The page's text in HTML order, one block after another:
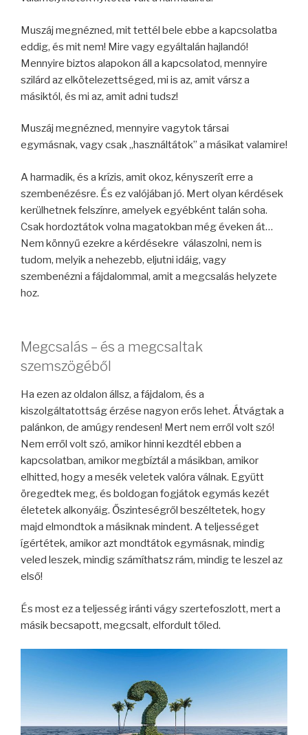
Muszáj megnézned, mit tettél bele ebbe a kapcsolatba
eddig, és mit nem! Mire vagy egyáltalán hajlandó!
Mennyire biztos alapokon áll a kapcsolatod, mennyire
szilárd az elkötelezettséged, mi is az, amit vársz a
másiktól, és mi az, amit adni tudsz!
Muszáj megnézned, mennyire vagytok társai
egymásnak, vagy csak „használtátok” a másikat valamire!
A harmadik, és a krízis, amit okoz, kényszerít erre a
szembenézésre. És ez valójában jó. Mert olyan kérdések
kerülhetnek felszínre, amelyek egyébként talán soha.
Csak hordoztátok volna magatokban még éveken át…
Nem könnyű ezekre a kérdésekre válaszolni, nem is
tudom, melyik a nehezebb, eljutni idáig, vagy
szembenézni a fájdalommal, amit a megcsalás helyzete
hoz.
Megcsalás – és a megcsaltak
szemszögéből
Ha ezen az oldalon állsz, a fájdalom, és a
kiszolgáltatottság érzése nagyon erős lehet. Átvágtak a
palánkon, de amúgy rendesen! Mert nem erről volt szó!
Nem erről volt szó, amikor hinni kezdtél ebben a
kapcsolatban, amikor megbíztál a másikban, amikor
elhitted, hogy a mesék veletek valóra válnak. Együtt
öregedtek meg, és boldogan fogjátok egymás kezét
életetek alkonyáig. Őszinteségről beszéltetek, hogy
majd elmondtok a másiknak mindent. A teljességet
ígértétek, amikor azt mondtátok egymásnak, mindig
veled leszek, mindig számíthatsz rám, mindig te leszel az
első!
És most ez a teljesség iránti vágy szertefoszlott, mert a
másik becsapott, megcsalt, elfordult tőled.